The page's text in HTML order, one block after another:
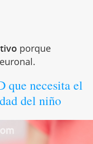
porque
que necesita el
del niño